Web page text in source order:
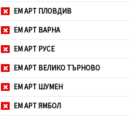
ЕМ АРТ ПЛОВДИВ
ЕМ АРТ ВАРНА
ЕМ АРТ РУСЕ
ЕМ АРТ ВЕЛИКО ТЪРНОВО
ЕМ АРТ ШУМЕН
ЕМ АРТ ЯМБОЛ